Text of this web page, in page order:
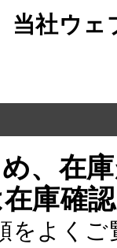
当社ウェ
ド
、在
庫確
をよくご